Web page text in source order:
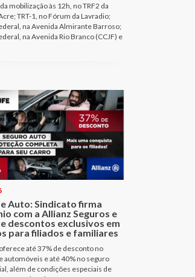
mobilização às 12h, no TRF2 da
TRT-1, no Fórum da Lavradio;
na Avenida Almirante Barroso;
na Avenida Rio Branco (CCJF) e
Auto: Sindicato firma
com a Allianz Seguros e
descontos exclusivos em
para filiados e familiares
até 37% de desconto no
automóveis e até 40% no seguro
além de condições especiais de